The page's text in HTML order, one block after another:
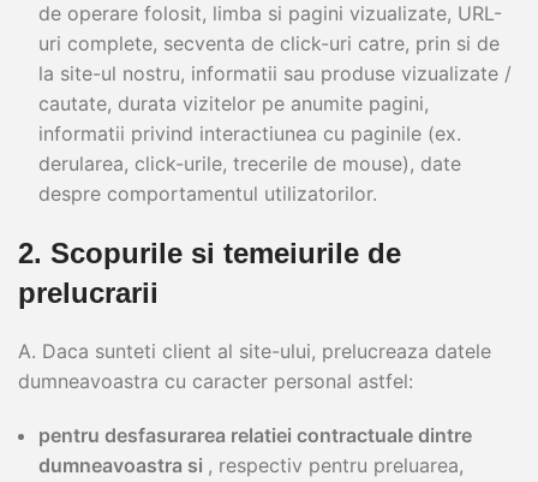
de operare folosit, limba si pagini vizualizate, URL-
uri complete, secventa de click-uri catre, prin si de
la site-ul nostru, informatii sau produse vizualizate /
cautate, durata vizitelor pe anumite pagini,
informatii privind interactiunea cu paginile (ex.
derularea, click-urile, trecerile de mouse), date
despre comportamentul utilizatorilor.
2. Scopurile si temeiurile de
prelucrarii
A. Daca sunteti client al site-ului, prelucreaza datele
dumneavoastra cu caracter personal astfel:
pentru desfasurarea relatiei contractuale dintre
dumneavoastra si , respectiv pentru preluarea,